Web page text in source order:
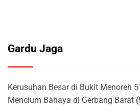
Gardu Jaga
Kerusuhan Besar di Bukit Menoreh
Mencium Bahaya di Gerbang Barat